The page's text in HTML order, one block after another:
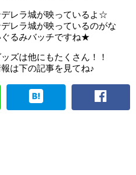
レラ城が映っているよ☆
レラ城が映っているのがな
ぐるみバッチですね★
ズは他にもたくさん！！
は下の記事を見てね♪